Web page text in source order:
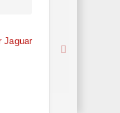
Jaguar